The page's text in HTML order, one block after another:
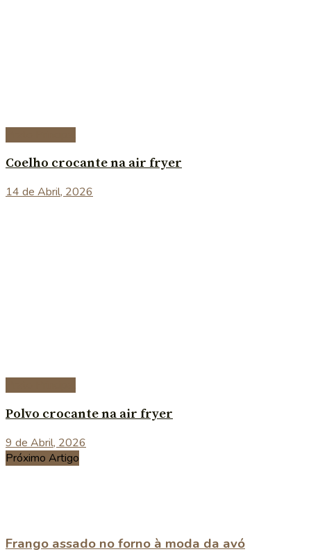
Coelho crocante na air fryer
14 de Abril, 2026
Polvo crocante na air fryer
9 de Abril, 2026
Próximo Artigo
Frango assado no forno à moda da avó